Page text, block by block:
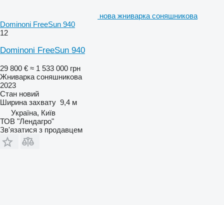
нова жниварка соняшникова
Dominoni FreeSun 940
12
Dominoni FreeSun 940
29 800 € ≈ 1 533 000 грн
Жниварка соняшникова
2023
Стан новий
Ширина захвату 9,4 м
Україна, Київ
ТОВ "Лендагро"
Зв'язатися з продавцем